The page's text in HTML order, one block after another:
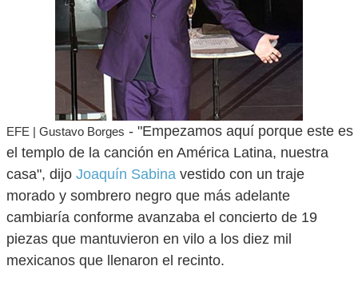
EFE | Gustavo Borges - "Empezamos aquí porque este es
el templo de la canción en América Latina, nuestra
casa", dijo Joaquín Sabina vestido con un traje
morado y sombrero negro que más adelante
cambiaría conforme avanzaba el concierto de 19
piezas que mantuvieron en vilo a los diez mil
mexicanos que llenaron el recinto.